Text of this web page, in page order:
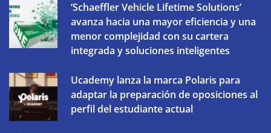
‘Schaeffler Vehicle Lifetime Solutions’
avanza hacia una mayor eficiencia y una
menor complejidad con su cartera
integrada y soluciones inteligentes
Ucademy lanza la marca Polaris para
adaptar la preparación de oposiciones al
perfil del estudiante actual